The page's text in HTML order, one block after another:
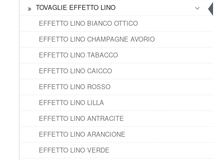
TOVAGLIE EFFETTO LINO
EFFETTO LINO BIANCO OTTICO
EFFETTO LINO CHAMPAGNE AVORIO
EFFETTO LINO TABACCO
EFFETTO LINO CAICCO
EFFETTO LINO ROSSO
EFFETTO LINO LILLA
EFFETTO LINO ANTRACITE
EFFETTO LINO ARANCIONE
EFFETTO LINO VERDE